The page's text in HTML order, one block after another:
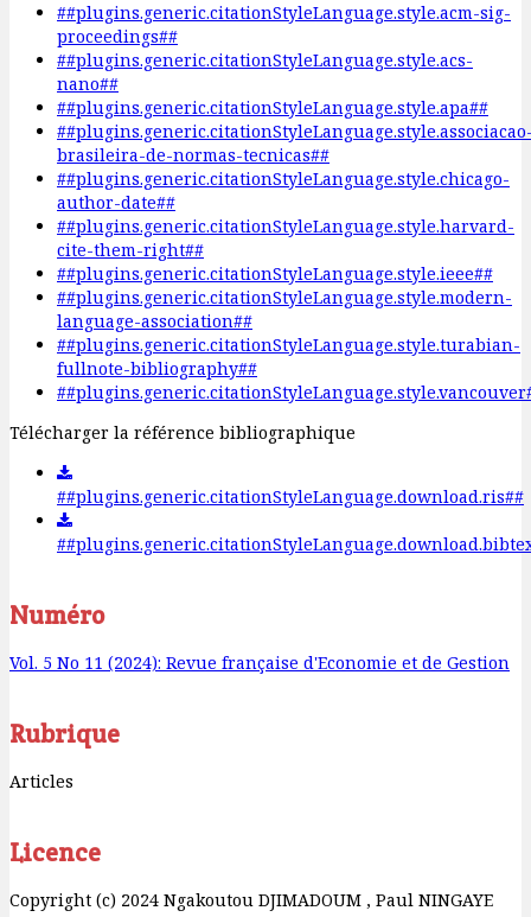
##plugins.generic.citationStyleLanguage.style.acm-sig-
proceedings##
##plugins.generic.citationStyleLanguage.style.acs-
nano##
##plugins.generic.citationStyleLanguage.style.apa##
brasileira-de-normas-tecnicas##
##plugins.generic.citationStyleLanguage.style.chicago-
author-date##
##plugins.generic.citationStyleLanguage.style.harvard-
cite-them-right##
##plugins.generic.citationStyleLanguage.style.ieee##
##plugins.generic.citationStyleLanguage.style.modern-
language-association##
##plugins.generic.citationStyleLanguage.style.turabian-
fullnote-bibliography##
Télécharger la référence bibliographique
##plugins.generic.citationStyleLanguage.download.ris##
Numéro
Vol. 5 No 11 (2024): Revue française d'Economie et de Gestion
Rubrique
Articles
Licence
Copyright (c) 2024 Ngakoutou DJIMADOUM , Paul NINGAYE